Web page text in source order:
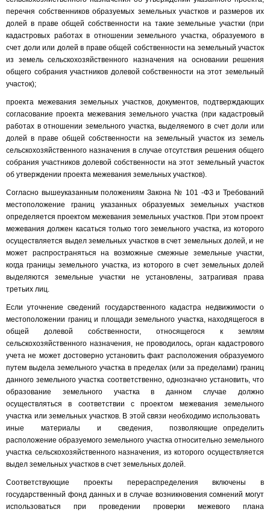
перечня собственников образуемых земельных участков и размеров их
долей в праве общей собственности на такие земельные участки (при
кадастровых работах в отношении земельного участка, образуемого в
счет доли или долей в праве общей собственности на земельный участок
из земель сельскохозяйственного назначения на основании решения
общего собрания участников долевой собственности на этот земельный
участок);
проекта межевания земельных участков, документов, подтверждающих
согласование проекта межевания земельного участка (при кадастровый
работах в отношении земельного участка, выделяемого в счет доли или
долей в праве общей собственности на земельный участок из земель
сельскохозяйственного назначения в случае отсутствия решения общего
собрания участников долевой собственности на этот земельный участок
об утверждении проекта межевания земельных участков).
Согласно вышеуказанным положениям Закона № 101 -ФЗ и Требований
местоположение границ указанных образуемых земельных участков
определяется проектом межевания земельных участков. При этом проект
межевания должен касаться только того земельного участка, из которого
осуществляется выдел земельных участков в счет земельных долей, и не
может распространяться на возможные смежные земельные участки,
когда границы земельного участка, из которого в счет земельных долей
выделяются земельные участки не установлены, затрагивая права
третьих лиц.
Если уточнение сведений государственного кадастра недвижимости о
местоположении границ и площади земельного участка, находящегося в
общей долевой собственности, относящегося к землям
сельскохозяйственного назначения, не проводилось, орган кадастрового
учета не может достоверно установить факт расположения образуемого
путем выдела земельного участка в пределах (или за пределами) границ
данного земельного участка соответственно, однозначно установить, что
образование земельного участка в данном случае должно
осуществляться в соответствии с проектом межевания земельного
участка или земельных участков. В этой связи необходимо использовать
иные материалы и сведения, позволяющие определить
расположение образуемого земельного участка относительно земельного
участка сельскохозяйственного назначения, из которого осуществляется
выдел земельных участков в счет земельных долей.
Соответствующие проекты перераспределения включены в
государственный фонд данных и в случае возникновения сомнений могут
использоваться при проведении проверки межевого плана